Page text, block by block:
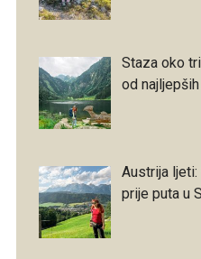
Staza oko
od
Austrija
prije puta u